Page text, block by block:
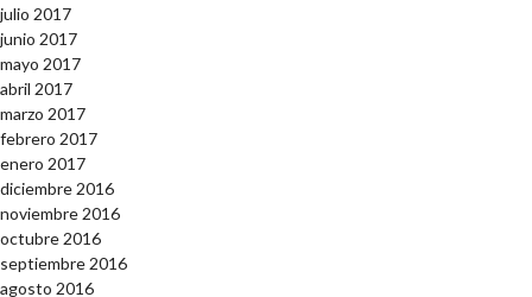
julio 2017
junio 2017
mayo 2017
abril 2017
marzo 2017
febrero 2017
enero 2017
diciembre 2016
noviembre 2016
octubre 2016
septiembre 2016
agosto 2016